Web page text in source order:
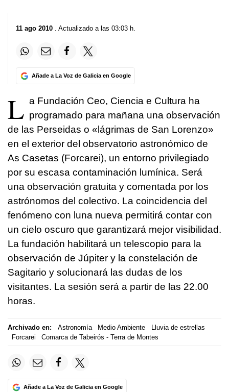
11 ago 2010 . Actualizado a las 03:03 h.
Añade a La Voz de Galicia en Google
L a Fundación Ceo, Ciencia e Cultura ha
programado para mañana una observación
de las Perseidas o «lágrimas de San Lorenzo»
en el exterior del observatorio astronómico de
As Casetas (Forcarei), un entorno privilegiado
por su escasa contaminación lumínica. Será
una observación gratuita y comentada por los
astrónomos del colectivo. La coincidencia del
fenómeno con luna nueva permitirá contar con
un cielo oscuro que garantizará mejor visibilidad.
La fundación habilitará un telescopio para la
observación de Júpiter y la constelación de
Sagitario y solucionará las dudas de los
visitantes. La sesión será a partir de las 22.00
horas.
Archivado en: Astronomía Medio Ambiente
Lluvia de estrellas
Forcarei
Comarca de Tabeirós - Terra de Montes
Añade a La Voz de Galicia en Google